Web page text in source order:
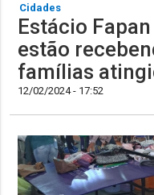
Cidades
Estácio
estão
famílias
12/02/2024 - 17:52